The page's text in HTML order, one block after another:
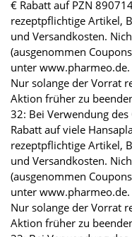
€ Rabatt auf PZN
rezeptpflichtige Artikel,
und Versandkosten.
(ausgenommen
unter
Nur solange der Vorrat
Aktion früher zu
32: Bei Verwendung
Rabatt auf viele
rezeptpflichtige Artikel,
und Versandkosten.
(ausgenommen
unter
Nur solange der Vorrat
Aktion früher zu